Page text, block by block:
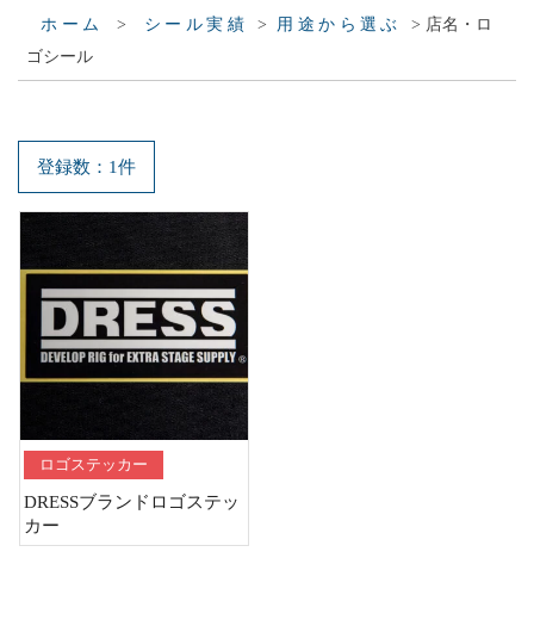
ホーム > シール実績 > 用途から選ぶ > 店名・ロ
ゴシール
登録数：1件
ロゴステッカー
DRESSブランドロゴステッ
カー